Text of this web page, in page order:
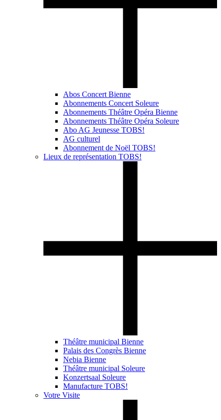
Abos Concert Bienne
Abonnements Concert Soleure
Abonnements Théâtre Opéra Bienne
Abonnements Théâtre Opéra Soleure
Abo AG Jeunesse TOBS!
AG culturel
Abonnement de Noël TOBS!
Lieux de représentation TOBS!
Théâtre municipal Bienne
Palais des Congrès Bienne
Nebia Bienne
Théâtre municipal Soleure
Konzertsaal Soleure
Manufacture TOBS!
Votre Visite